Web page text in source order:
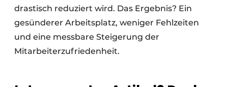
drastisch reduziert wird. Das Ergebnis? Ein
gesünderer Arbeitsplatz, weniger Fehlzeiten
und eine messbare Steigerung der
Mitarbeiterzufriedenheit.